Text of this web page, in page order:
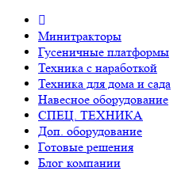
Минитракторы
Гусеничные платформы
Техника с наработкой
Техника для дома и сада
Навесное оборудование
СПЕЦ. ТЕХНИКА
Доп. оборудование
Готовые решения
Блог компании